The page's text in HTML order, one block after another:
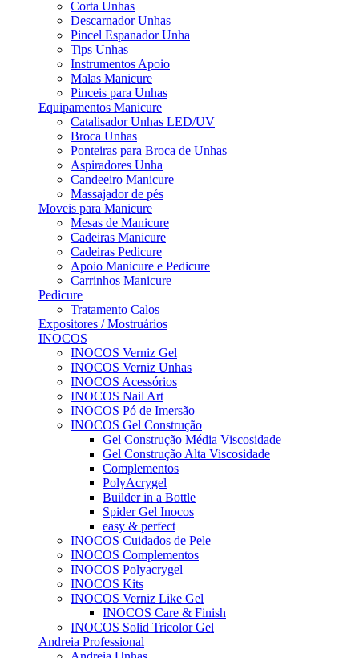
Corta Unhas
Descarnador Unhas
Pincel Espanador Unha
Tips Unhas
Instrumentos Apoio
Malas Manicure
Pinceis para Unhas
Equipamentos Manicure
Catalisador Unhas LED/UV
Broca Unhas
Ponteiras para Broca de Unhas
Aspiradores Unha
Candeeiro Manicure
Massajador de pés
Moveis para Manicure
Mesas de Manicure
Cadeiras Manicure
Cadeiras Pedicure
Apoio Manicure e Pedicure
Carrinhos Manicure
Pedicure
Tratamento Calos
Expositores / Mostruários
INOCOS
INOCOS Verniz Gel
INOCOS Verniz Unhas
INOCOS Acessórios
INOCOS Nail Art
INOCOS Pó de Imersão
INOCOS Gel Construção
Gel Construção Média Viscosidade
Gel Construção Alta Viscosidade
Complementos
PolyAcrygel
Builder in a Bottle
Spider Gel Inocos
easy & perfect
INOCOS Cuidados de Pele
INOCOS Complementos
INOCOS Polyacrygel
INOCOS Kits
INOCOS Verniz Like Gel
INOCOS Care & Finish
INOCOS Solid Tricolor Gel
Andreia Professional